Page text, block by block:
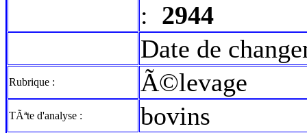
: 2944
Date de
Rubrique : Ã©levage
TÃªte d'analyse : bovins